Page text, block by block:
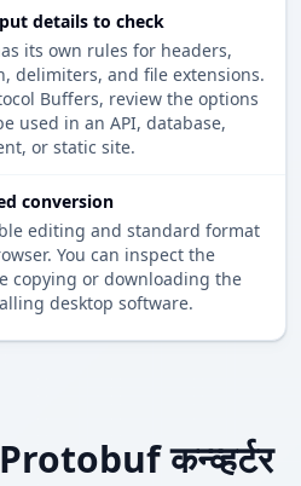
details to check
its own rules for headers,
delimiters, and file extensions.
Buffers, review the options
used in an API, database,
or static site.
conversion
editing and standard format
You can inspect the
copying or downloading the
desktop software.
कन्व्हर्टर